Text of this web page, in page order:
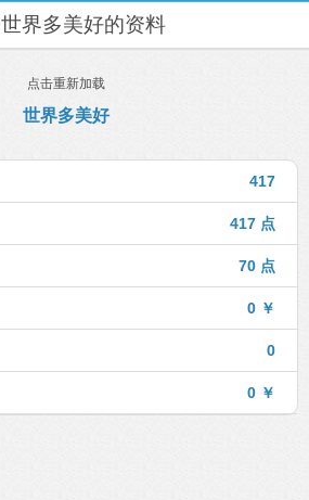
世界多美好的资料
点击重新加载
世界多美好
417
417 点
70 点
0 ￥
0
0 ￥